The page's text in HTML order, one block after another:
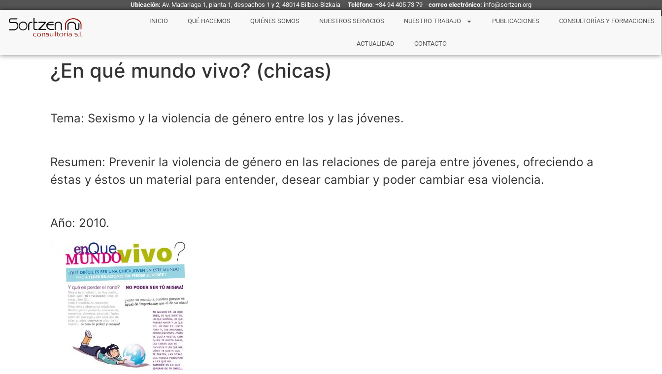
Ubicación: Av. Madariaga 1, planta 1, despachos 1 y 2, 48014 Bilbao-Bizkaia Teléfono: +34 94 405 73 79 correo electrónico: info@sortzen.org
INICIO QUÉ HACEMOS QUIÉNES SOMOS NUESTROS SERVICIOS NUESTRO TRABAJO PUBLICACIONES CONSULTORÍAS Y FORMACIONES
ACTUALIDAD CONTACTO
¿En qué mundo vivo? (chicas)
Tema: Sexismo y la violencia de género entre los y las jóvenes.
Resumen: Prevenir la violencia de género en las relaciones de pareja entre jóvenes, ofreciendo a
éstas y éstos un material para entender, desear cambiar y poder cambiar esa violencia.
Año: 2010.